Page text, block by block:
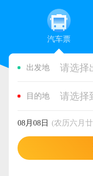
汽车票
出发地 请选择
目的地 请选择
08月08日 (农历六月